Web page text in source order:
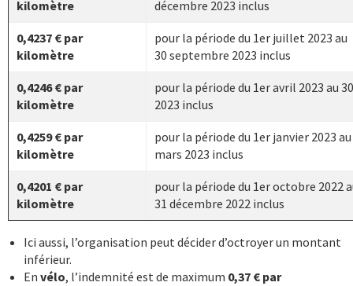
kilomètre
décembre 2023 inclus
0,4237 € par
kilomètre
pour la période du 1er juillet 2023 au
30 septembre 2023 inclus
0,4246 € par
kilomètre
pour la période du 1er avril 2023 au
2023 inclus
0,4259 € par
kilomètre
pour la période du 1er janvier 2023
mars 2023 inclus
0,4201 € par
kilomètre
pour la période du 1er octobre 2022
31 décembre 2022 inclus
Ici aussi, l’organisation peut décider d’octroyer un montant
inférieur.
En vélo, l’indemnité est de maximum 0,37 € par